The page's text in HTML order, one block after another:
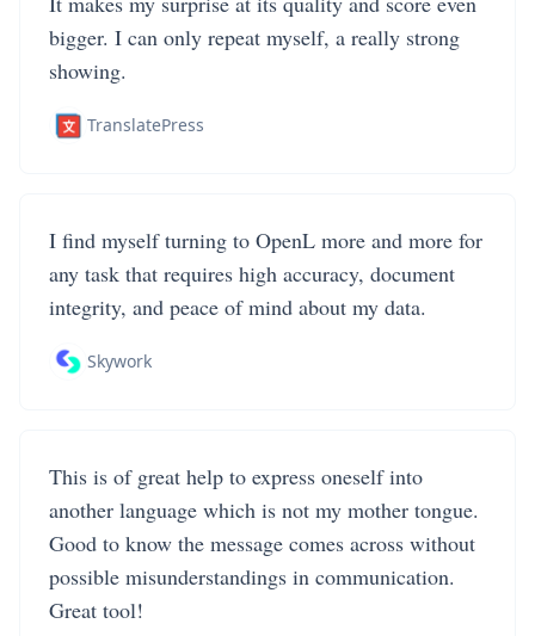
bigger. I can only repeat myself, a really strong
showing.
TranslatePress
I find myself turning to OpenL more and more for
any task that requires high accuracy, document
integrity, and peace of mind about my data.
Skywork
This is of great help to express oneself into
another language which is not my mother tongue.
Good to know the message comes across without
possible misunderstandings in communication.
Great tool!